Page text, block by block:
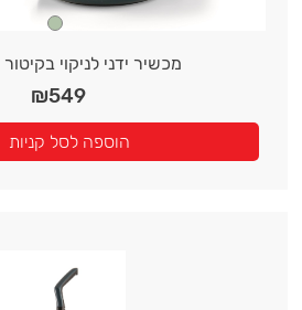
מכשיר ידני לניקוי בקיטור
₪549
הוספה לסל קניות